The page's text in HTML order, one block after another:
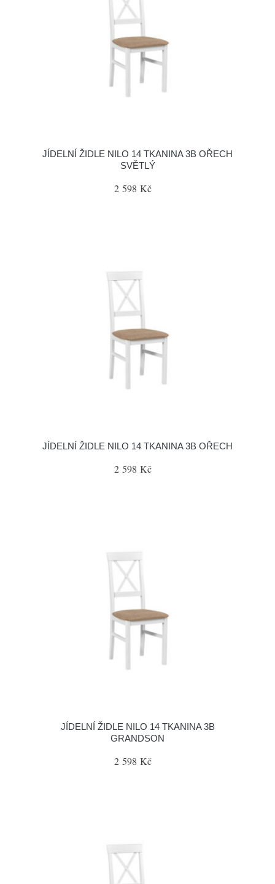
JÍDELNÍ ŽIDLE NILO 14 TKANINA 3B OŘECH
SVĚTLÝ
2 598 Kč
JÍDELNÍ ŽIDLE NILO 14 TKANINA 3B OŘECH
2 598 Kč
JÍDELNÍ ŽIDLE NILO 14 TKANINA 3B
GRANDSON
2 598 Kč